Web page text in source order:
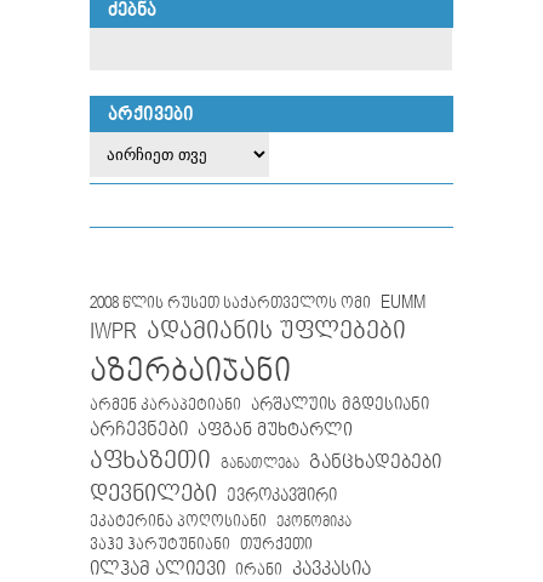
ᲫᲔᲑᲜᲐ
ᲐᲠᲥᲘᲕᲔᲑᲘ
2008 წლის რუსეთ საქართველოს ომი EUMM
IWPR ადამიანის უფლებები
აზერბაიჯანი
არმენ კარაპეტიანი არშალუის მგდესიანი
არჩევნები აფგან მუხტარლი
აფხაზეთი განათლება განცხადებები
დევნილები
ევროკავშირი
ეკატერინა პოღოსიანი
ეკონომიკა
ვაჰე ჰარუტუნიანი თურქეთი
ილჰამ ალიევი ირანი კავკასია